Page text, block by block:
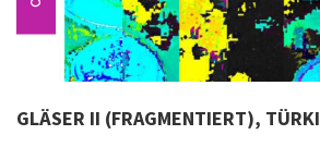
GLÄSER II (FRAGMENTIERT),